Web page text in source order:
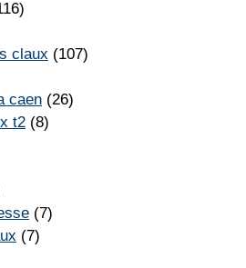
claux (107)
caen (26)
t2 (8)
(7)
(7)